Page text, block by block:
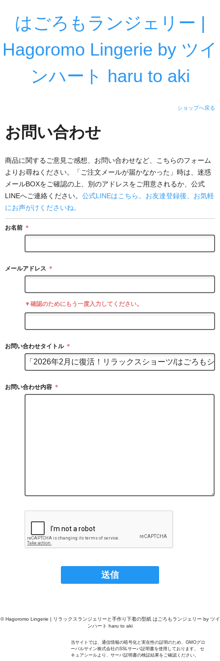
はごろもランジェリー |
Hagoromo Lingerie by ツイ
ンハート haru to aki
ショップへ戻る
お問い合わせ
商品に関するご意見ご感想、お問い合わせなど、こちらのフォーム
よりお尋ねください。「ご注文メールが届かなかった」時は、迷惑
メールBOXをご確認の上、別のアドレスをご用意されるか、公式
LINEへご連絡ください。 公式LINEはこちら。お友達登録後、お気軽
にお声がけくださいね。
お名前 ＊
メールアドレス ＊
▼確認のためにもう一度入力してください。
お問い合わせタイトル ＊
お問い合わせ内容 ＊
© Hagoromo Lingerie | リラックスランジェリーと手作り下着の型紙 はごろもランジェリー by ツイ
ンハート haru to aki
当サイトでは、通信情報の暗号化と実在性の証明のため、GMOグロ
ーバルサイン株式会社のSSLサーバ証明書を使用しております。 セ
キュアシールより、サーバ証明書の検証結果をご確認ください。